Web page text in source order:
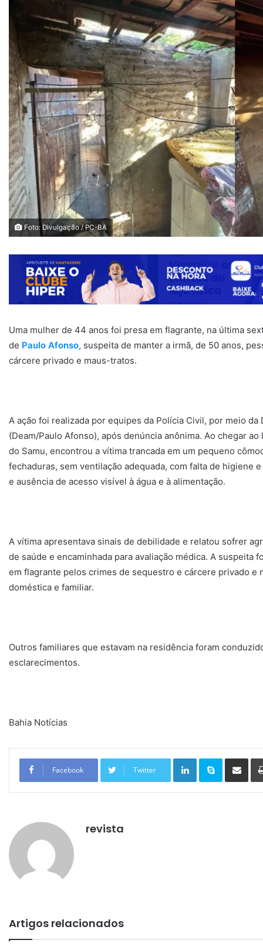
Foto: Divulgação / PC-BA
Uma mulher de 44 anos foi presa em flagrante, na última
de Paulo Afonso, suspeita de manter a irmã, de 50 anos,
cárcere privado e maus-tratos.
A ação foi realizada por equipes da Polícia Civil, por meio
(Deam/Paulo Afonso), após denúncia anônima. Ao chegar
do Samu, encontrou a vítima trancada em um pequeno
fechaduras, sem ventilação adequada, com falta de higiene
e ausência de acesso visível à água e à alimentação.
A vítima apresentava sinais de debilidade e relatou sofrer
de saúde e encaminhada para avaliação médica. A suspeita
em flagrante pelos crimes de sequestro e cárcere privado e
doméstica e familiar.
Outros familiares que estavam na residência foram
esclarecimentos.
Bahia Notícias
Facebook Twitter
Linkedin Skype
revista
Artigos relacionados